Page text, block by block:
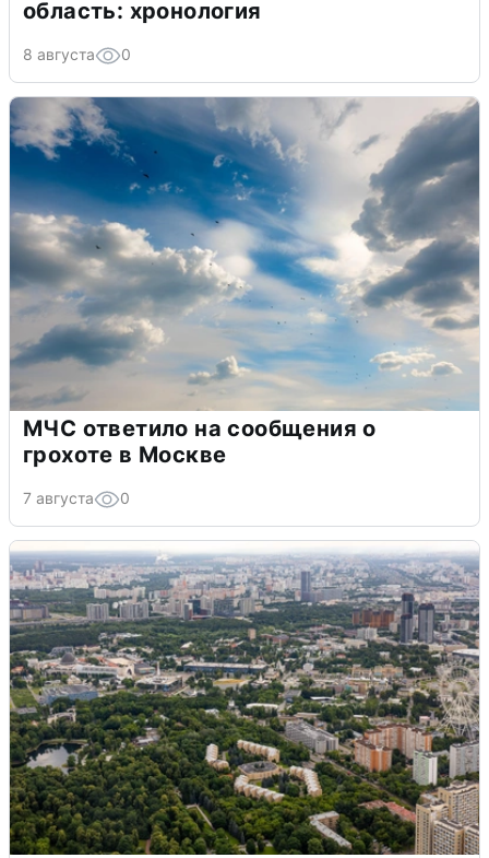
область: хронология
8 августа 0
МЧС ответило на сообщения о
грохоте в Москве
7 августа 0